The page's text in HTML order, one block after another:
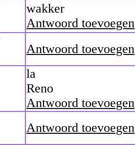
wakker
Antwoord toevoegen
Antwoord toevoegen
la
Reno
Antwoord toevoegen
Antwoord toevoegen